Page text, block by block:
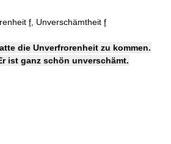
f Unverschämtheit f
die Unverfrorenheit zu kommen.
ist ganz schön unverschämt.